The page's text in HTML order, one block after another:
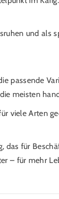
und als
passende
meisten
viele Arten
für
– für mehr